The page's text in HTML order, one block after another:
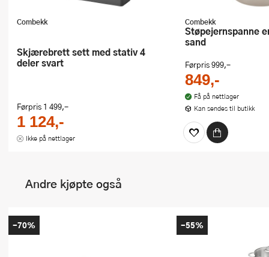
Combekk
Skjærebrett sett med stativ 4
deler svart
Førpris 1 499,-
1 124,-
Ikke på nettlager
Combekk
Støpejernspanne emaljert 28 cm
sand
Førpris999,-
849,-
Få på nettlager
Kan sendes til butikk
Andre kjøpte også
-70% -55%